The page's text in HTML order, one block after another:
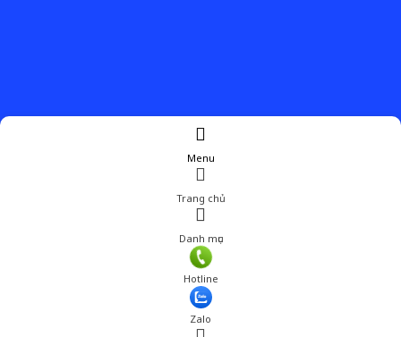
Menu
Trang chủ
Danh mục
Hotline
Zalo